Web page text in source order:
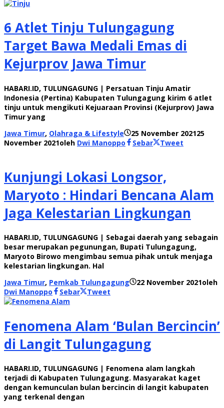
6 Atlet Tinju Tulungagung
Target Bawa Medali Emas di
Kejurprov Jawa Timur
HABARI.ID, TULUNGAGUNG | Persatuan Tinju Amatir
Indonesia (Pertina) Kabupaten Tulungagung kirim 6 atlet
tinju untuk mengikuti Kejuaraan Provinsi (Kejurprov) Jawa
Timur yang
Jawa Timur, Olahraga & Lifestyle 25 November 202125
November 2021oleh Dwi Manoppo Sebar Tweet
Kunjungi Lokasi Longsor,
Maryoto : Hindari Bencana Alam
Jaga Kelestarian Lingkungan
HABARI.ID, TULUNGAGUNG | Sebagai daerah yang sebagain
besar merupakan pegunungan, Bupati Tulungagung,
Maryoto Birowo mengimbau semua pihak untuk menjaga
kelestarian lingkungan. Hal
Jawa Timur, Pemkab Tulungagung 22 November 2021oleh
Dwi Manoppo
Sebar Tweet
Fenomena Alam ‘Bulan Bercincin’
di Langit Tulungagung
HABARI.ID, TULUNGAGUNG | Fenomena alam langkah
terjadi di Kabupaten Tulungagung. Masyarakat kaget
dengan kemunculan bulan bercincin di langit kabupaten
yang terkenal dengan